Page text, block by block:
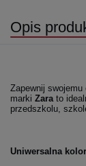
Opis
Zapewnij
marki Zara to
przedszkolu,
Uniwersalna